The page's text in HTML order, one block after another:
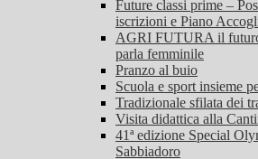
Future classi prime –
iscrizioni e Piano
AGRI FUTURA il
parla femminile
Pranzo al buio
Scuola e sport insieme
Tradizionale sfilata dei
Visita didattica alla
41ª edizione Special
Sabbiadoro